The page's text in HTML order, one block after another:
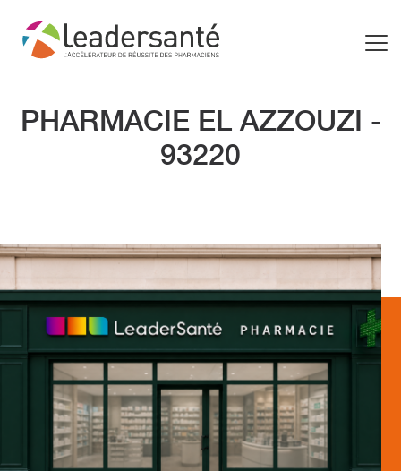
PHARMACIE EL AZZOUZI -
93220